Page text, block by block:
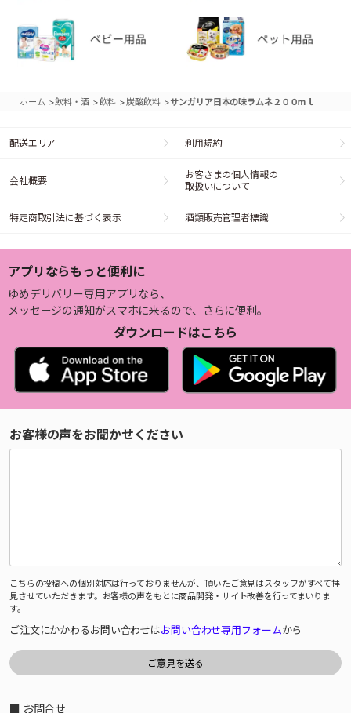
ホーム >飲料・酒 >飲料 > 炭酸飲料 >サンガリア日本の味ラムネ２００ｍｌ
配送エリア 利用規約
会社概要
お客さまの個人情報の
取扱いについて
特定商取引法に基づく表示 酒類販売管理者標識
アプリならもっと便利に
ゆめデリバリー専用アプリなら、
メッセージの通知がスマホに来るので、さらに便利。
ダウンロードはこちら
お客様の声をお聞かせください
こちらの投稿への個別対応は行っておりませんが、頂いたご意見はスタッフがすべて拝
見させていただきます。お客様の声をもとに商品開発・サイト改善を行ってまいりま
す。
ご注文にかかわるお問い合わせはお問い合わせ専用フォームから
■ お問合せ